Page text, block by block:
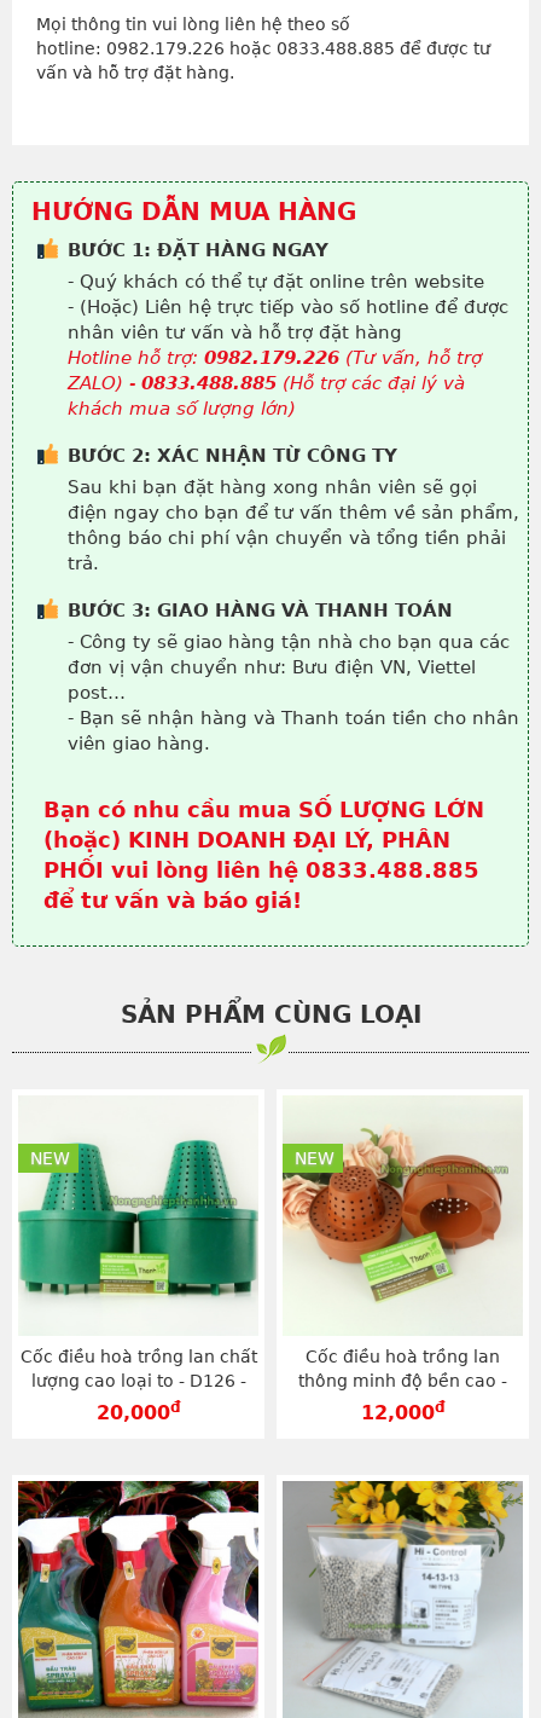
Mọi thông tin vui lòng liên hệ theo số
hotline: 0982.179.226 hoặc 0833.488.885 để được tư
vấn và hỗ trợ đặt hàng.
HƯỚNG DẪN MUA HÀNG
BƯỚC 1: ĐẶT HÀNG NGAY
- Quý khách có thể tự đặt online trên website
- (Hoặc) Liên hệ trực tiếp vào số hotline để được
nhân viên tư vấn và hỗ trợ đặt hàng
Hotline hỗ trợ: 0982.179.226 (Tư vấn, hỗ trợ
ZALO) - 0833.488.885 (Hỗ trợ các đại lý và
khách mua số lượng lớn)
BƯỚC 2: XÁC NHẬN TỪ CÔNG TY
Sau khi bạn đặt hàng xong nhân viên sẽ gọi
điện ngay cho bạn để tư vấn thêm về sản phẩm,
thông báo chi phí vận chuyển và tổng tiền phải
trả.
BƯỚC 3: GIAO HÀNG VÀ THANH TOÁN
- Công ty sẽ giao hàng tận nhà cho bạn qua các
đơn vị vận chuyển như: Bưu điện VN, Viettel
post…
- Bạn sẽ nhận hàng và Thanh toán tiền cho nhân
viên giao hàng.
Bạn có nhu cầu mua SỐ LƯỢNG LỚN
(hoặc) KINH DOANH ĐẠI LÝ, PHÂN
PHỐI vui lòng liên hệ 0833.488.885
để tư vấn và báo giá!
SẢN PHẨM CÙNG LOẠI
Cốc điều hoà trồng lan chất
lượng cao loại to - D126 -
D126
20,000đ
NEW
Cốc điều hoà trồng lan
thông minh độ bền cao -
D127
12,000đ
NEW